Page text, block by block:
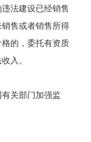
法建设已经销售
售或者销售所得
的，委托有资质
入。
关部门加强监